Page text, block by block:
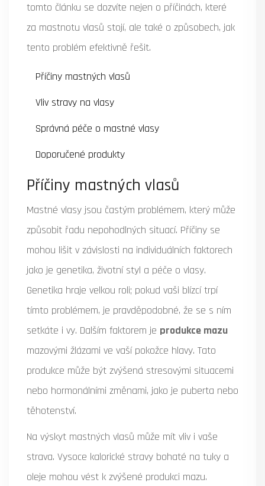
tomto článku se dozvíte nejen o příčinách, které
za mastnotu vlasů stojí, ale také o způsobech, jak
tento problém efektivně řešit.
Příčiny mastných vlasů
Vliv stravy na vlasy
Správná péče o mastné vlasy
Doporučené produkty
Příčiny mastných vlasů
Mastné vlasy jsou častým problémem, který může
způsobit řadu nepohodlných situací. Příčiny se
mohou lišit v závislosti na individuálních faktorech
jako je genetika, životní styl a péče o vlasy.
Genetika hraje velkou roli; pokud vaši blízcí trpí
tímto problémem, je pravděpodobné, že se s ním
setkáte i vy. Dalším faktorem je produkce mazu
mazovými žlázami ve vaší pokožce hlavy. Tato
produkce může být zvýšená stresovými situacemi
nebo hormonálními změnami, jako je puberta nebo
těhotenství.
Na výskyt mastných vlasů může mít vliv i vaše
strava. Vysoce kalorické stravy bohaté na tuky a
oleje mohou vést k zvýšené produkci mazu.